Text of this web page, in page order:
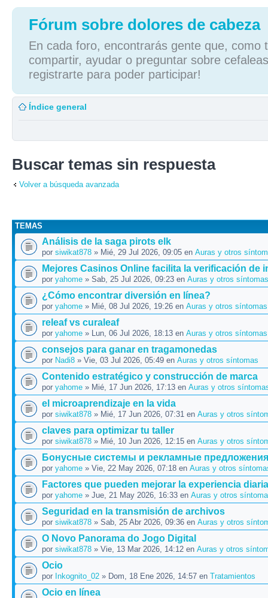
Fórum sobre dolores de cabeza
En cada foro, encontrarás gente que, como
compartir, ayudar o preguntar sobre
registrarte para poder participar!
Índice general
Buscar temas sin respuesta
Volver a búsqueda avanzada
TEMAS
Análisis de la saga pirots elk
por siwikat878 » Mié, 29 Jul 2026, 09:05 en Auras y otros
Mejores Casinos Online facilita la verificación de
por yahome » Sab, 25 Jul 2026, 09:23 en Auras y otros síntomas
¿Cómo encontrar diversión en línea?
por yahome » Mié, 08 Jul 2026, 19:26 en Auras y otros síntomas
releaf vs curaleaf
por yahome » Lun, 06 Jul 2026, 18:13 en Auras y otros síntomas
consejos para ganar en tragamonedas
por Nadi8 » Vie, 03 Jul 2026, 05:49 en Auras y otros síntomas
Contenido estratégico y construcción de marca
por yahome » Mié, 17 Jun 2026, 17:13 en Auras y otros
el microaprendizaje en la vida
por siwikat878 » Mié, 17 Jun 2026, 07:31 en Auras y otros
claves para optimizar tu taller
por siwikat878 » Mié, 10 Jun 2026, 12:15 en Auras y otros
Бонусные системы и рекламные предложения
por yahome » Vie, 22 May 2026, 07:18 en Auras y otros
Factores que pueden mejorar la experiencia diaria
por yahome » Jue, 21 May 2026, 16:33 en Auras y otros
Seguridad en la transmisión de archivos
por siwikat878 » Sab, 25 Abr 2026, 09:36 en Auras y otros
O Novo Panorama do Jogo Digital
por siwikat878 » Vie, 13 Mar 2026, 14:12 en Auras y otros
Ocio
por Inkognito_02 » Dom, 18 Ene 2026, 14:57 en Tratamientos
Ocio en línea